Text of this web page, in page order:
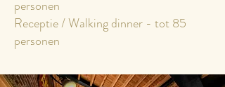
personen
Receptie / Walking dinner - tot 85
personen